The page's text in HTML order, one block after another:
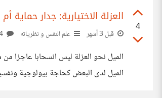
4
العزلة الاختيارية: جدار حماية
قبل 3 أشهر علم النفس و نظرياته
الميل نحو العزلة ليس انسحابا
الميل لدى البعض كحاجة بيولوجية